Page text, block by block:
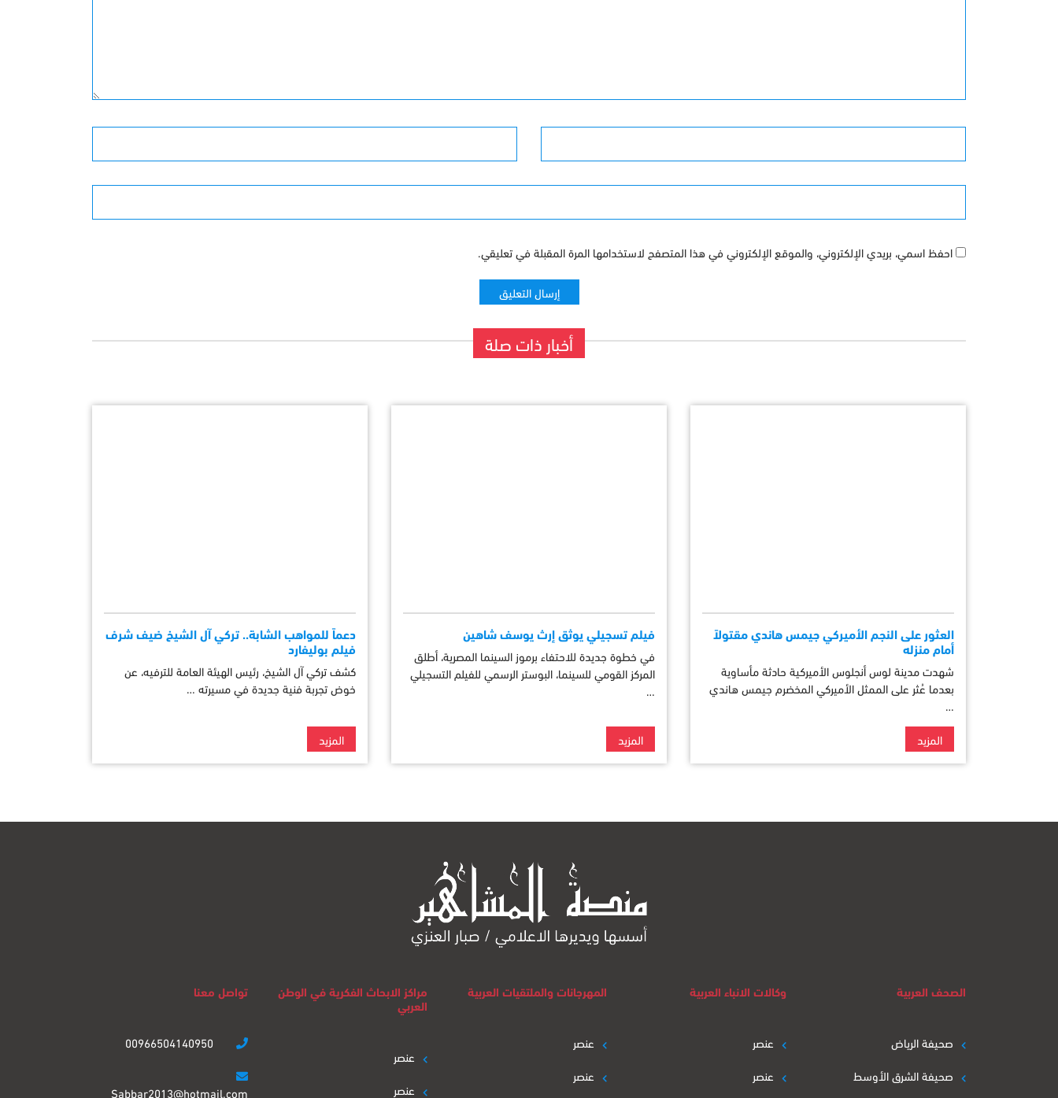
احفظ اسمي، بريدي الإلكتروني، والموقع الإلكتروني في هذا المتصفح لاستخدامها المرة المقبلة في تعليقي.
أخبار ذات صلة
العثور على النجم الأميركي جيمس هاندي مقتولاً
أمام منزله
شهدت مدينة لوس أنجلوس الأميركية حادثة مأساوية
بعدما عُثر على الممثل الأميركي المخضرم جيمس هاندي
…
المزيد
فيلم تسجيلي يوثق إرث يوسف شاهين
في خطوة جديدة للاحتفاء برموز السينما المصرية، أطلق
المركز القومي للسينما، البوستر الرسمي للفيلم التسجيلي
…
المزيد
دعماً للمواهب الشابة.. تركي آل الشيخ ضيف شرف
فيلم بوليفارد
كشف تركي آل الشيخ، رئيس الهيئة العامة للترفيه، عن
خوض تجربة فنية جديدة في مسيرته …
المزيد
الصحف العربية
صحيفة الرياض
صحيفة الشرق الأوسط
وكالات الانباء العربية
عنصر
عنصر
المهرجانات والملتقيات العربية
عنصر
عنصر
مراكز الابحاث الفكرية في الوطن
العربي
عنصر
عنصر
تواصل معنا
Sabbar2013@hotmail.com